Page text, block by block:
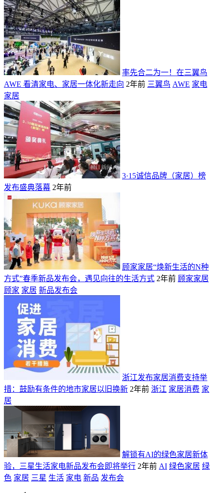
率先合二为一！在三翼鸟
AWE 看清家电、家居一体化新走向 2年前 三翼鸟 AWE 家电
家居
3·15诚信品牌（家居）榜
发布盛典落幕 2年前
顾家家居“焕新生活的N种
方式”春季新品发布会，遇见向往的生活方式 2年前 顾家家居
顾家 家居 新品发布会
浙江发布家居消费支持举
措：鼓励有条件的地市家居以旧换新 2年前 浙江 家居消费 家
居
解锁有AI的绿色家居新体
验，三星生活家电新品发布会即将举行 2年前 AI 绿色家居 绿
色 家居 三星 生活 家电 新品 发布会